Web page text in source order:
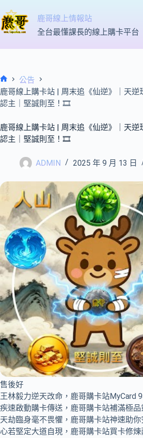
至
主
鹿哥線上情報站
全台最懂課長的線上購卡平台
首
頁
公告
鹿哥線上購卡站 | 周末追《仙逆》｜天逆
認主｜堅誠則至！ 🎞
鹿哥線上購卡站 | 周末追《仙逆》｜天逆
認主｜堅誠則至！ 🎞
ADMIN 2025 年 9 月 13 日
售後好
王林毅力逆天改命，鹿哥購卡站MyCard
疾速啟動購卡傳送，鹿哥購卡站補滿極
天劫臨身毫不畏懼，鹿哥購卡站神速助你
心若堅定大道自現，鹿哥購卡站買卡修煉